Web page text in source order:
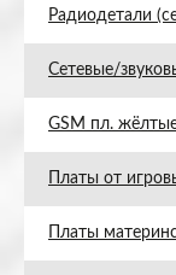
Радиодетали
Сетевые/
GSM пл.
Платы от
Платы